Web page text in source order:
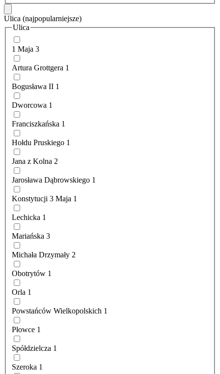
Ulica (najpopularniejsze)
Ulica
1 Maja 3
Artura Grottgera 1
Bogusława II 1
Dworcowa 1
Franciszkańska 1
Hołdu Pruskiego 1
Jana z Kolna 2
Jarosława Dąbrowskiego 1
Konstytucji 3 Maja 1
Lechicka 1
Mariańska 3
Michała Drzymały 2
Obotrytów 1
Orla 1
Powstańców Wielkopolskich 1
Płowce 1
Spółdzielcza 1
Szeroka 1